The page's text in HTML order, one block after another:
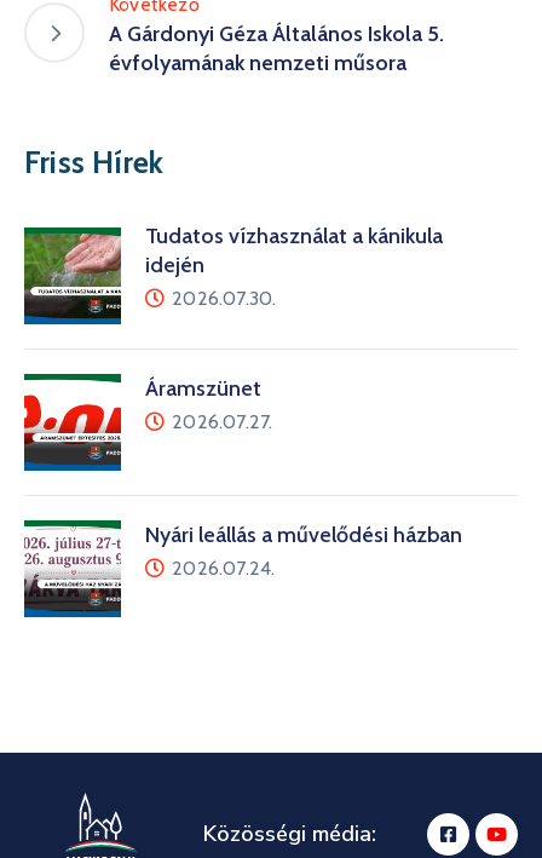
A Gárdonyi Géza Általános Iskola 5.
évfolyamának nemzeti műsora
Friss Hírek
Tudatos vízhasználat a kánikula
idején
2026.07.30.
Áramszünet
2026.07.27.
Nyári leállás a művelődési házban
2026.07.24.
Közösségi média: